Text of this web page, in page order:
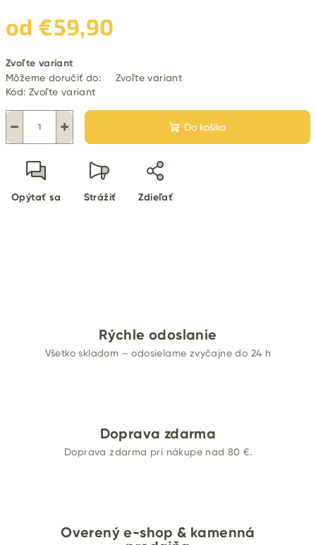
od €59,90
cena:
Zvoľte variant
Môžeme doručiť do:
Zvoľte variant
Kód: Zvoľte variant
+
− Do košíka
Opýtať sa Strážiť Zdieľať
Rýchle odoslanie
Všetko skladom – odosielame zvyčajne do 24 h
Doprava zdarma
Doprava zdarma pri nákupe nad 80 €.
Overený e-shop & kamenná